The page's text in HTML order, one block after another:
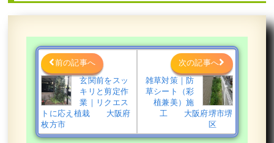
前の記事へ
玄関前をスッ
キリと剪定作
業｜リクエス
トに応え植栽 大阪府
枚方市
次の記事へ
雑草対策｜防
草シート（彩
植兼美）施
工 大阪府堺市堺
区